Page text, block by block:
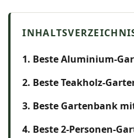
1. Beste Aluminium-
2. Beste Teakholz-
3. Beste Gartenbank
4. Beste 2-Personen-